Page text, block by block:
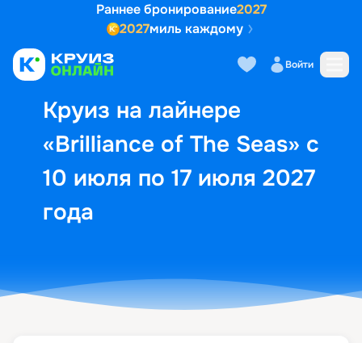
Раннее бронирование2027
2027миль каждому
Войти
Круиз на лайнере
«Brilliance of The Seas» с
10 июля по 17 июля 2027
года
Выбор кают Маршрут и